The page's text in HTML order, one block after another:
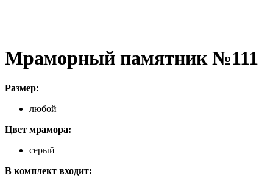
Мраморный памятник №111
Размер:
любой
Цвет мрамора:
серый
В комплект входит: